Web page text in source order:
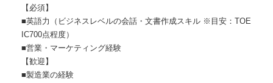
【必須】
■英語力（ビジネスレベルの会話・文書作成スキル ※目安：TOE
IC700点程度）
■営業・マーケティング経験
【歓迎】
■製造業の経験